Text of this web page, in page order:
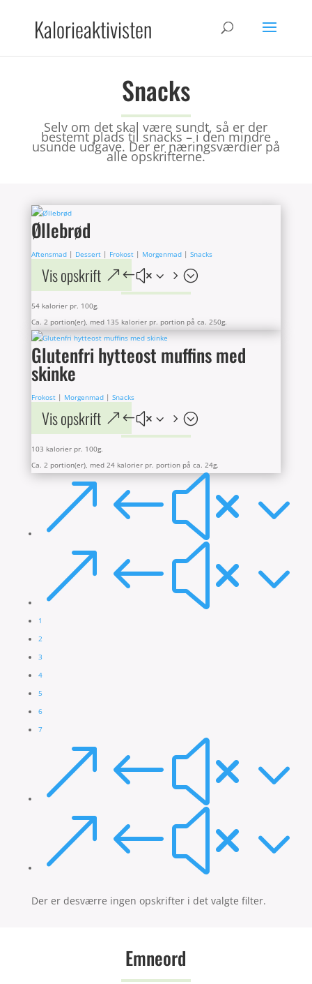
Kalorieaktivisten
Snacks
Selv om det skal være sundt, så er der
bestemt plads til snacks – i den mindre
usunde udgave. Der er næringsværdier på
alle opskrifterne.
Øllebrød
Aftensmad| Dessert| Frokost| Morgenmad| Snacks
Vis opskrift
54 kalorier pr. 100g.
Ca. 2 portion(er), med 135 kalorier pr. portion på ca. 250g.
Glutenfri hytteost muffins med
skinke
Frokost| Morgenmad| Snacks
Vis opskrift
103 kalorier pr. 100g.
Ca. 2 portion(er), med 24 kalorier pr. portion på ca. 24g.
1
2
3
4
5
6
7
Der er desværre ingen opskrifter i det valgte filter.
Emneord